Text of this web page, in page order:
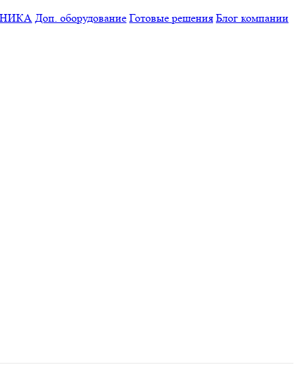
Доп. оборудование Готовые решения Блог компании